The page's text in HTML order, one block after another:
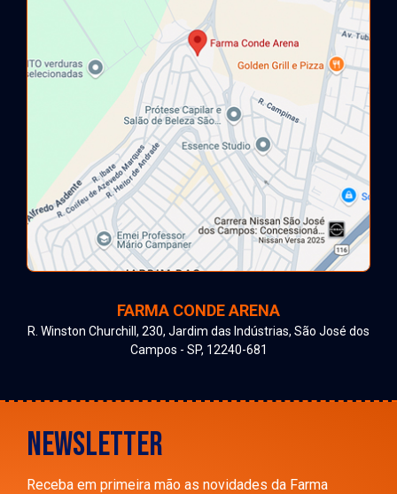
FARMA CONDE ARENA
R. Winston Churchill, 230, Jardim das Indústrias, São José dos
Campos - SP, 12240-681
NEWSLETTER
Receba em primeira mão as novidades da Farma